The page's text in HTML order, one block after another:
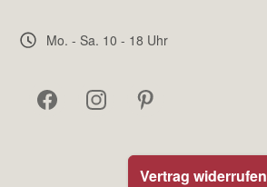
Mo. - Sa. 10 - 18 Uhr
Vertrag widerrufen